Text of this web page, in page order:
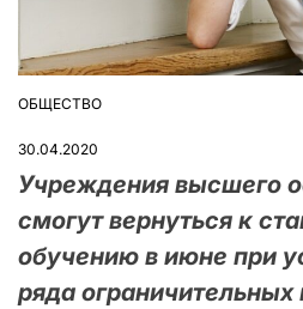
ОПУБЛІКУВАТИ
ОБЩЕСТВО
30.04.2020
Учреждения высшего
смогут вернуться к
обучению в июне при
ряда ограничительных